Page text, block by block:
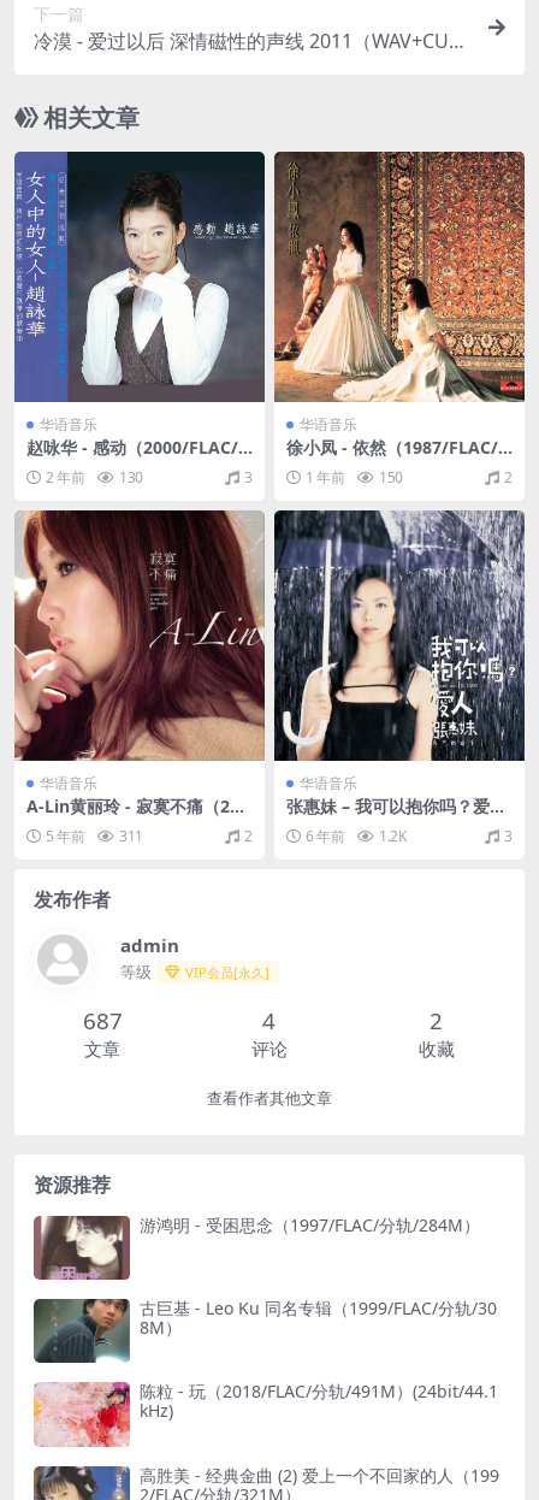
下一篇
冷漠 - 爱过以后 深情磁性的声线 2011（WAV+CUE/
相关文章
华语音乐
赵咏华 - 感动（2000/FLAC/
分轨/628M）
2 年前 130 3
华语音乐
徐小凤 - 依然（1987/FLAC/
分轨/267M）
1 年前 150 2
华语音乐
A-Lin黄丽玲 - 寂寞不痛（201
0/FLAC/分轨/271M）
5 年前 311 2
华语音乐
张惠妹 – 我可以抱你吗？爱人
（1999/CUE+APE/整轨/335
M）6 年前 1.2K 3
发布作者
admin
等级 VIP会员[永久]
687
文章
4
评论
2
收藏
查看作者其他文章
资源推荐
游鸿明 - 受困思念（1997/FLAC/分轨/284M）
古巨基 - Leo Ku 同名专辑（1999/FLAC/分轨/30
8M）
陈粒 - 玩（2018/FLAC/分轨/491M）(24bit/44.1
kHz)
高胜美 - 经典金曲 (2) 爱上一个不回家的人（199
2/FLAC/分轨/321M）